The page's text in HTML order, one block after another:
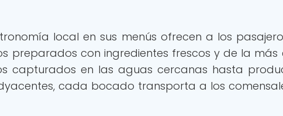
local en sus menús ofrecen a los
preparados con ingredientes frescos y de la más
capturados en las aguas cercanas hasta
cada bocado transporta a los